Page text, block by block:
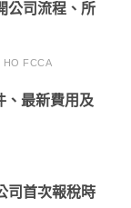
公司流程、所
HO FCCA
、最新費用及
司首次報稅時